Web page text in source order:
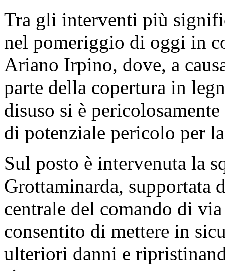
Tra gli interventi più
nel pomeriggio di oggi in
Ariano Irpino, dove, a
parte della copertura in
disuso si è
di potenziale pericolo per
Sul posto è intervenuta la
Grottaminarda, supportata
centrale del comando di
consentito di mettere in
ulteriori danni e